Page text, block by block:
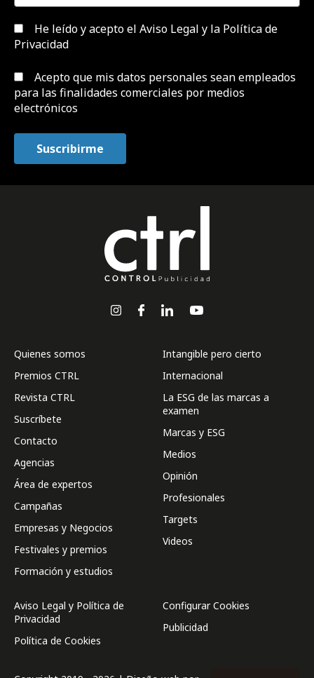
He leído y acepto el Aviso Legal y la Política de
Privacidad
Acepto que mis datos personales sean empleados
para las finalidades comerciales por medios
electrónicos
Quienes somos
Premios CTRL
Revista CTRL
Suscríbete
Contacto
Agencias
Área de expertos
Campañas
Empresas y Negocios
Festivales y premios
Formación y estudios
Intangible pero cierto
Internacional
La ESG de las marcas a
examen
Marcas y ESG
Medios
Opinión
Profesionales
Targets
Videos
Aviso Legal y Política de
Privacidad
Política de Cookies
Configurar Cookies
Publicidad